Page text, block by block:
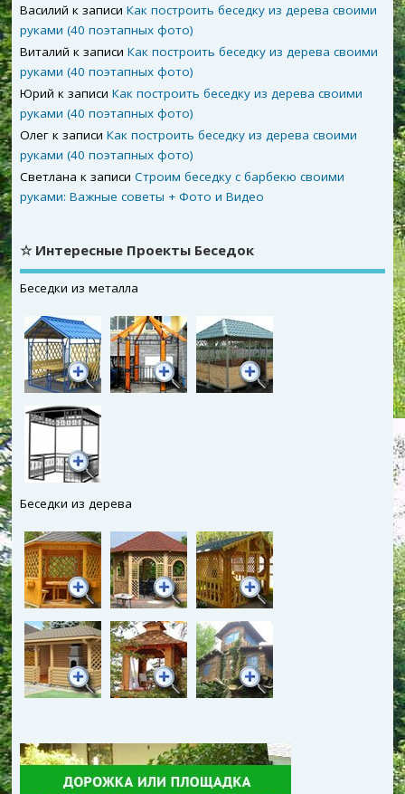
Василий к записи Как построить беседку из дерева своими
руками (40 поэтапных фото)
Виталий к записи Как построить беседку из дерева своими
руками (40 поэтапных фото)
Юрий к записи Как построить беседку из дерева своими
руками (40 поэтапных фото)
Олегк записи Как построить беседку из дерева своими
руками (40 поэтапных фото)
Светлана к записи Строим беседку с барбекю своими
руками: Важные советы + Фото и Видео
☆ Интересные Проекты Беседок
Беседки из металла
Беседки из дерева